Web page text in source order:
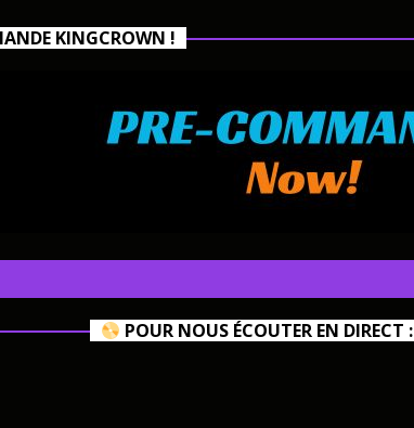
KINGCROWN !
POUR NOUS ÉCOUTER EN DIRECT :